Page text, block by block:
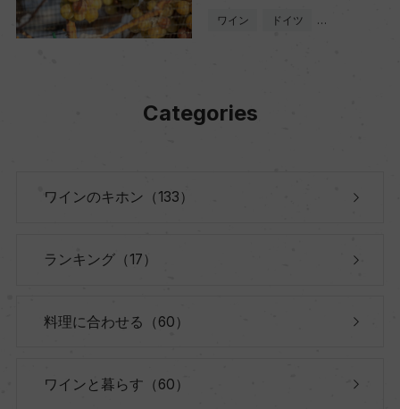
ワイン ドイツ …
Categories
ワインのキホン（133）
ランキング（17）
料理に合わせる（60）
ワインと暮らす（60）